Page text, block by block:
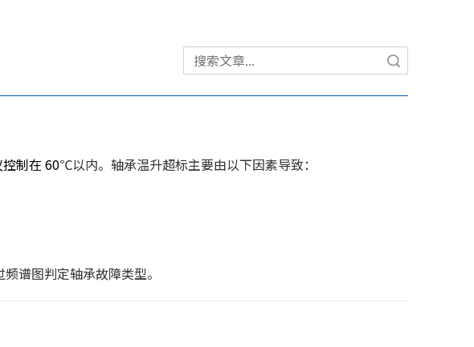
制在 60℃以内。轴承温升超标主要由以下因素导致：
谱图判定轴承故障类型。